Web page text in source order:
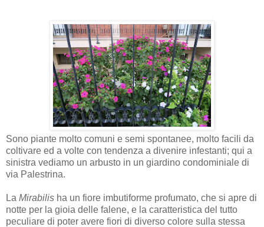
Sono piante molto comuni e semi spontanee, molto facili da
coltivare ed a volte con tendenza a divenire infestanti; qui a
sinistra vediamo un arbusto in un giardino condominiale di
via Palestrina.
La Mirabilis ha un fiore imbutiforme profumato, che si apre di
notte per la gioia delle falene, e la caratteristica del tutto
peculiare di poter avere fiori di diverso colore sulla stessa